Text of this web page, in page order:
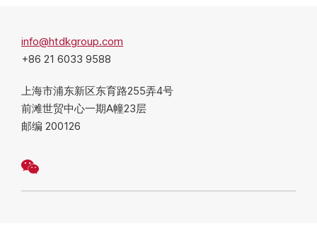
info@htdkgroup.com
+86 21 6033 9588
上海市浦东新区东育路255弄4号
前滩世贸中心一期A幢23层
邮编 200126